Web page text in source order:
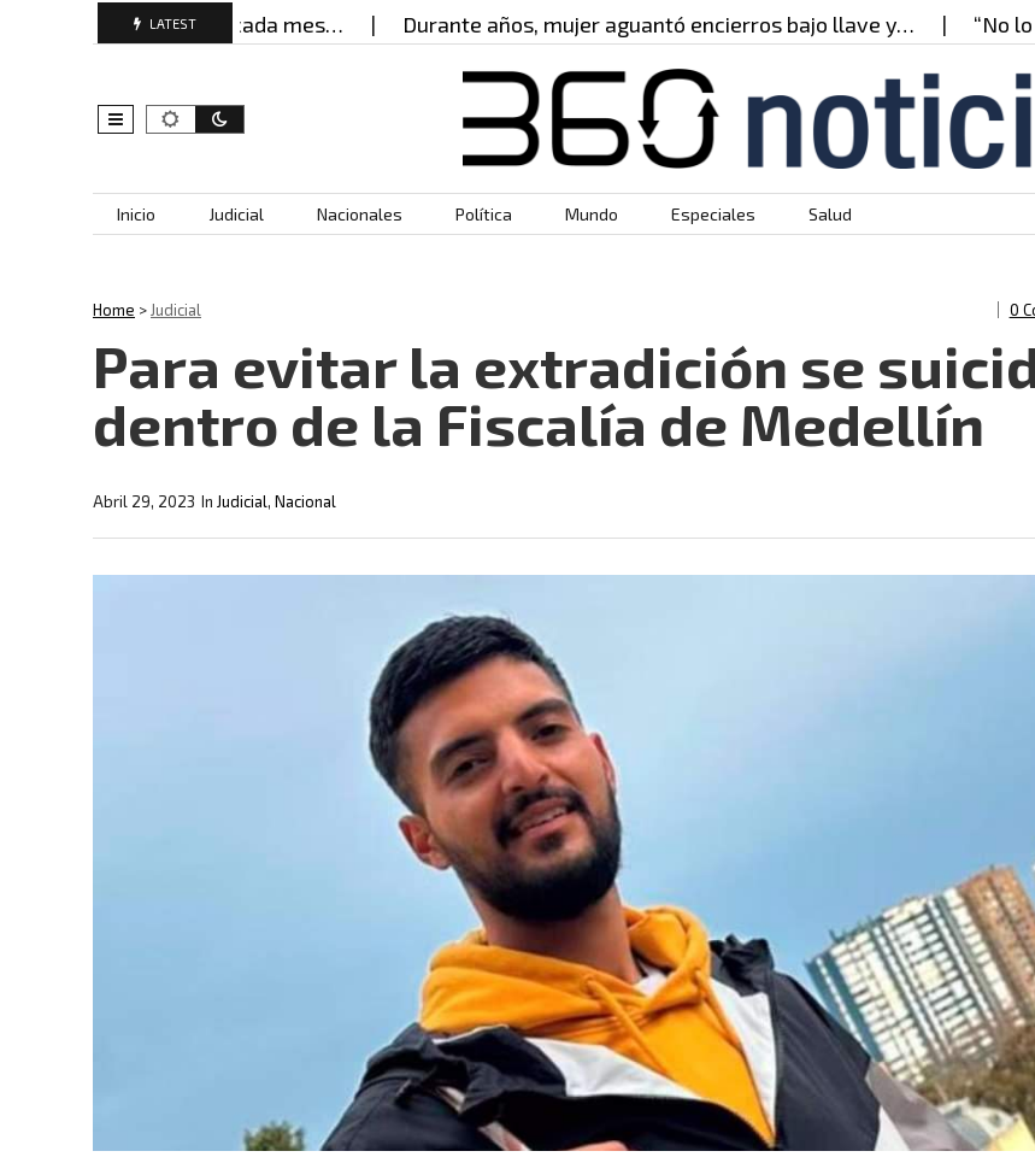
LATEST
buscan ayuda cada mes… Durante años, mujer aguantó encierros bajo llave y… “No lo
Skip to content
Inicio Judicial Nacionales Política Mundo Especiales Salud
Home >Judicial 0
Para evitar la extradición se
dentro de la Fiscalía de Medellín
In Judicial, Nacional
Abril 29, 2023